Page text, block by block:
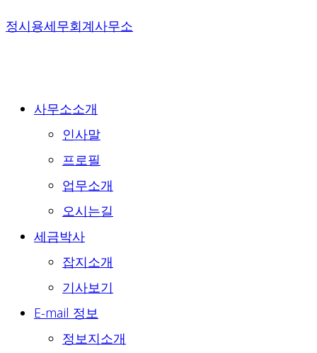
Skip
정시용세무회계사무소
사무소소개
인사말
프로필
업무소개
오시는길
세금박사
잡지소개
기사보기
E-mail 정보
정보지소개